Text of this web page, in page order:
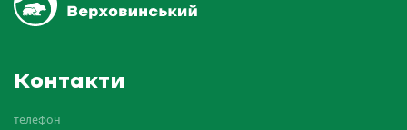
Контакти
телефон